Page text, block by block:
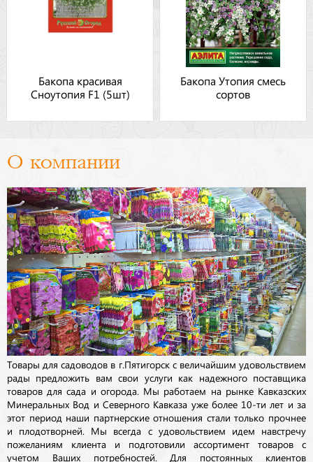
Бакопа красивая
Сноутопия F1 (5шт)
Бакопа Утопия смесь
сортов
О компании
Товары для садоводов в г.Пятигорск с величайшим удовольствием
рады предложить вам свои услуги как надежного поставщика
товаров для сада и огорода. Мы работаем на рынке Кавказских
Минеральных Вод и Северного Кавказа уже более 10-ти лет и за
этот период наши партнерские отношения стали только прочнее
и плодотворней. Мы всегда с удовольствием идем навстречу
пожеланиям клиента и подготовили ассортимент товаров с
учетом Ваших потребностей. Для постоянных клиентов